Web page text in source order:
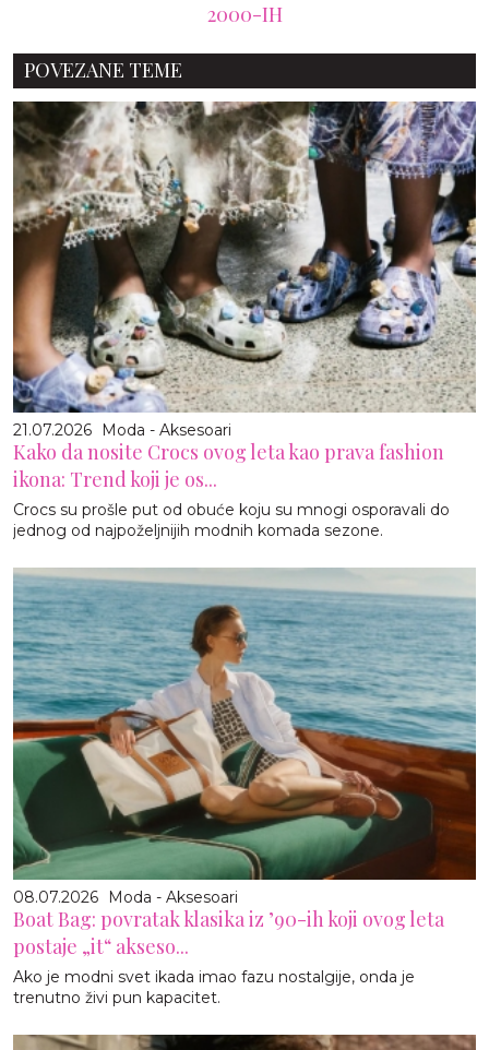
2000-IH
POVEZANE TEME
21.07.2026 Moda - Aksesoari
Kako da nosite Crocs ovog leta kao prava fashion
ikona: Trend koji je os...
Crocs su prošle put od obuće koju su mnogi osporavali do
jednog od najpoželjnijih modnih komada sezone.
08.07.2026 Moda - Aksesoari
Boat Bag: povratak klasika iz ’90-ih koji ovog leta
postaje „it“ akseso...
Ako je modni svet ikada imao fazu nostalgije, onda je
trenutno živi pun kapacitet.